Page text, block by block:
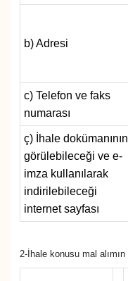
b) Adresi
c) Telefon ve faks
numarası
ç) İhale dokümanının
görülebileceği ve e-
imza kullanılarak
indirilebileceği
internet sayfası
2-İhale konusu mal alımın